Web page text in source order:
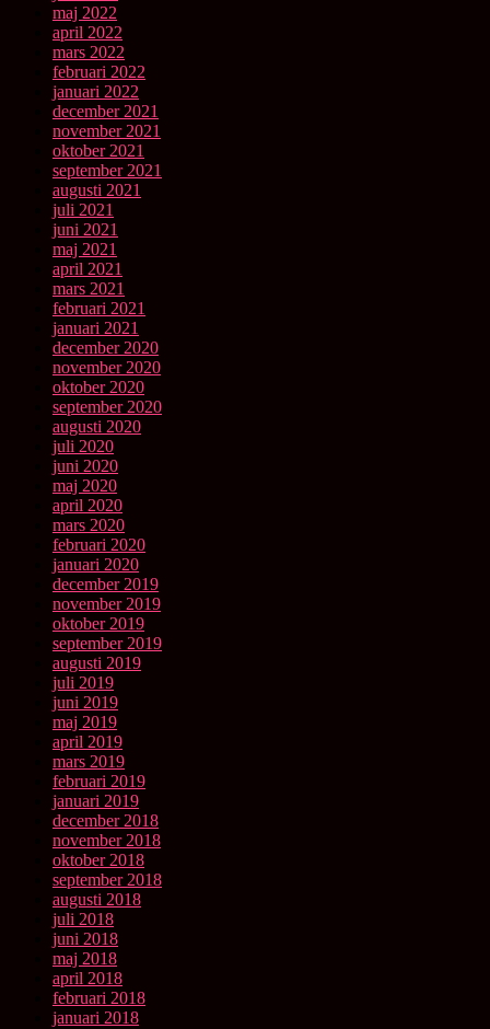
maj 2022
april 2022
mars 2022
februari 2022
januari 2022
december 2021
november 2021
oktober 2021
september 2021
augusti 2021
juli 2021
juni 2021
maj 2021
april 2021
mars 2021
februari 2021
januari 2021
december 2020
november 2020
oktober 2020
september 2020
augusti 2020
juli 2020
juni 2020
maj 2020
april 2020
mars 2020
februari 2020
januari 2020
december 2019
november 2019
oktober 2019
september 2019
augusti 2019
juli 2019
juni 2019
maj 2019
april 2019
mars 2019
februari 2019
januari 2019
december 2018
november 2018
oktober 2018
september 2018
augusti 2018
juli 2018
juni 2018
maj 2018
april 2018
februari 2018
januari 2018